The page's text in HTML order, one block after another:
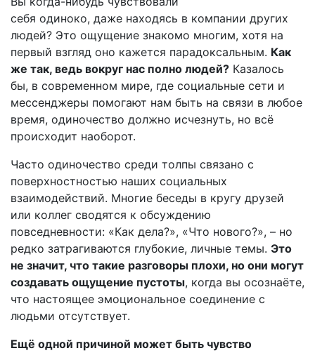
себя одиноко, даже находясь в компании других
людей? Это ощущение знакомо многим, хотя на
первый взгляд оно кажется парадоксальным. Как
же так, ведь вокруг нас полно людей? Казалось
бы, в современном мире, где социальные сети и
мессенджеры помогают нам быть на связи в любое
время, одиночество должно исчезнуть, но всё
происходит наоборот.
Часто одиночество среди толпы связано с
поверхностностью наших социальных
взаимодействий. Многие беседы в кругу друзей
или коллег сводятся к обсуждению
повседневности: «Как дела?», «Что нового?», – но
редко затрагиваются глубокие, личные темы. Это
не значит, что такие разговоры плохи, но они могут
создавать ощущение пустоты, когда вы осознаёте,
что настоящее эмоциональное соединение с
людьми отсутствует.
Ещё одной причиной может быть чувство